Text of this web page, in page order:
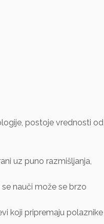
postoje vrednosti od
uz puno razmišljanja,
se nauči može se brzo
koji pripremaju polaznike